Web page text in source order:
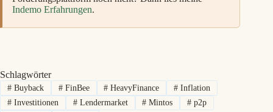
Indemo Erfahrungen.
Schlagwörter
#Buyback #FinBee # HeavyFinance # Inflation
#Investitionen #Lendermarket # Mintos # p2p